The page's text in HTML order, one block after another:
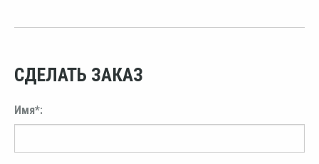
СДЕЛАТЬ ЗАКАЗ
Имя*: